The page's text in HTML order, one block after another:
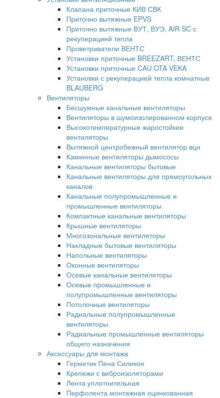
Клапана приточные КИВ СВК
Приточно вытяжные EPVS
Приточно вытяжные ВУТ, ВУЭ, AIR SC с
рекуперацией тепла
Проветриватели ВЕНТС
Установки приточные BREEZART, ВЕНТС
Установки приточные CAU OTA VEKA
Установки с рекуперацией тепла комнатные
BLAUBERG
Вентиляторы
Бесшумные канальные вентиляторы
Вентиляторы в шумоизолированном корпусе
Высокотемпературные жаростойкие
вентиляторы
Вытяжной центробежный вентилятор вцн
Каминные вентиляторы дымососы
Канальные вентиляторы бытовые
Канальные вентиляторы для прямоугольных
каналов
Канальные полупромышленные и
промышленные вентиляторы
Компактные канальные вентиляторы
Крышные вентиляторы
Многозональные вентиляторы
Накладные бытовые вентиляторы
Напольные вентиляторы
Оконные вентиляторы
Осевые канальные вентиляторы
Осевые промышленные и
полупромышленные вентиляторы
Потолочные вентиляторы
Радиальные полупромышленные
вентиляторы
Радиальные промышленные вентиляторы
общего назначения
Аксессуары для монтажа
Герметик Пена Силикон
Крепежи с виброизоляторами
Лента уплотнительная
Перфолента монтажная оцинкованная